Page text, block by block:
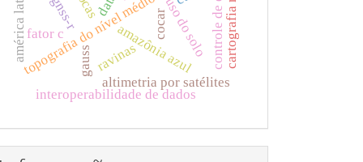
topografia do nível médio do mar
amazônia azul
ravinas uso do solo
altimetria por satélites
interoperabilidade de dados
cocar
fator c
gauss
américa latina